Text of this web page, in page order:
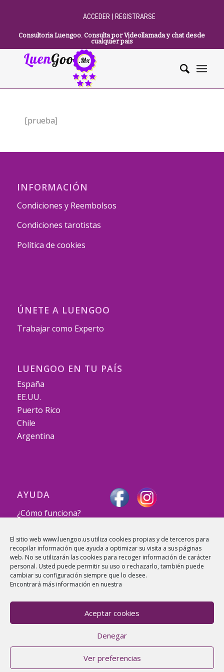
El sitio web www.luengoo.us utiliza cookies propias y de terceros para
recopilar información que ayuda a optimizar su visita a sus páginas
web. No se utilizarán las cookies para recoger información de carácter
personal. Usted puede permitir su uso o rechazarlo, también puede
cambiar su configuración siempre que lo desee.
Encontrará más información en nuestra
Aceptar cookies
Denegar
Ver preferencias
ACCEDER |REGISTRARSE
Consultoria Luengoo. Consulta por Videollamada y chat desde
cualquier pais
[prueba]
INFORMACIÓN
Condiciones y Reembolsos
Condiciones tarotistas
Política de cookies
ÚNETE A LUENGOO
Trabajar como Experto
LUENGOO EN TU PAÍS
España
EE.UU.
Puerto Rico
Chile
Argentina
AYUDA
¿Cómo funciona?
© Copyright Luengoo.com Todos los derechos
reservados | Servicio exclusivo para +18 años